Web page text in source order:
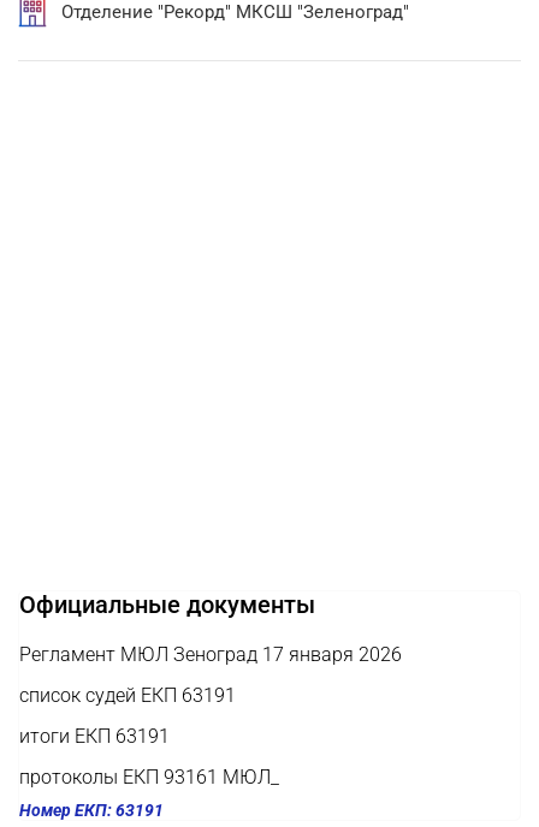
Отделение "Рекорд" МКСШ "Зеленоград"
Официальные документы
Регламент МЮЛ Зеноград 17 января 2026
список судей ЕКП 63191
итоги ЕКП 63191
протоколы ЕКП 93161 МЮЛ_
Номер ЕКП: 63191